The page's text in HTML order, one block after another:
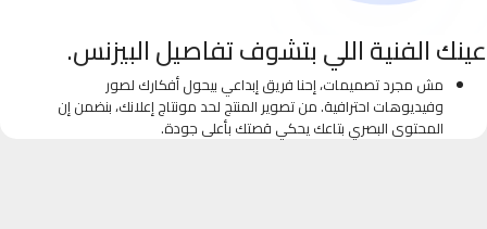
عينك الفنية اللي بتشوف تفاصيل البيزنس.
مش مجرد تصميمات، إحنا فريق إبداعي بيحول أفكارك لصور
وفيديوهات احترافية. من تصوير المنتج لحد مونتاج إعلانك، بنضمن إن
المحتوى البصري بتاعك يحكي قصتك بأعلى جودة.